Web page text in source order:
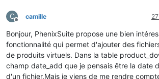
C
Hors-ligne
camille
Bonjour, PhenixSuite propose une bien
fonctionnalité qui permet d'ajouter des
de produits virtuels. Dans la table
champ date_add que je pensais être la date
d'un fichier.Mais je viens de me rendre